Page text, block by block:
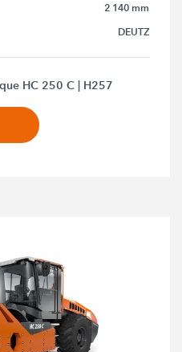
2 140 mm
DEUTZ
HC 250 C | H257